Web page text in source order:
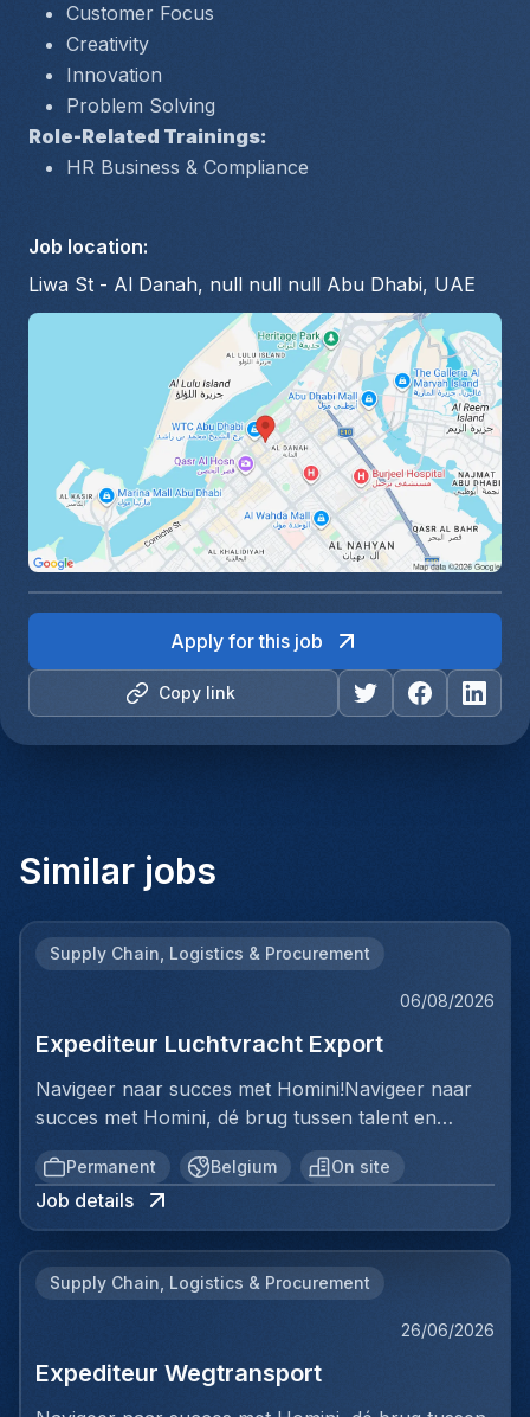
Customer Focus
Creativity
Innovation
Problem Solving
Role-Related Trainings:
HR Business & Compliance
Job location:
Liwa St - Al Danah, null null null Abu Dhabi, UAE
Copy link
Apply for this job
Similar jobs
Supply Chain, Logistics & Procurement
06/08/2026
Expediteur Luchtvracht Export
Navigeer naar succes met Homini!Navigeer naar
succes met Homini, dé brug tussen talent en
uitmuntende opportuniteiten binnen de
arbeidsmarkt. Als voorloper in wervingsdiensten,
matchen we toptalent met topbedrijven in diverse
sectoren. Met onze expertise en toewijding streven
plaatsingen. Bij Homini staat elk individu centraal;
ons team Logistiek & Distributie zoeken we een
Expediteur Luchtvracht Export voor een
Permanent Belgium On site
Job details
Supply Chain, Logistics & Procurement
26/06/2026
Expediteur Wegtransport